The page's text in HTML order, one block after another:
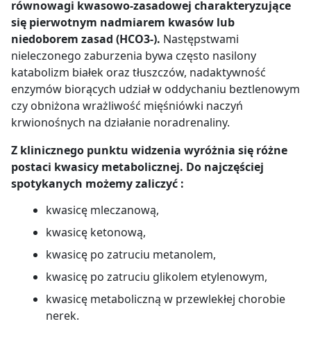
równowagi kwasowo-zasadowej charakteryzujące
się pierwotnym nadmiarem kwasów lub
niedoborem zasad (HCO3-). Następstwami
nieleczonego zaburzenia bywa często nasilony
katabolizm białek oraz tłuszczów, nadaktywność
enzymów biorących udział w oddychaniu beztlenowym
czy obniżona wrażliwość mięśniówki naczyń
krwionośnych na działanie noradrenaliny.
Z klinicznego punktu widzenia wyróżnia się różne
postaci kwasicy metabolicznej. Do najczęściej
spotykanych możemy zaliczyć :
kwasicę mleczanową,
kwasicę ketonową,
kwasicę po zatruciu metanolem,
kwasicę po zatruciu glikolem etylenowym,
kwasicę metaboliczną w przewlekłej chorobie
nerek.